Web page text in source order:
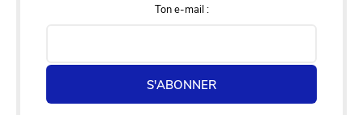
Ton e-mail :
S'ABONNER